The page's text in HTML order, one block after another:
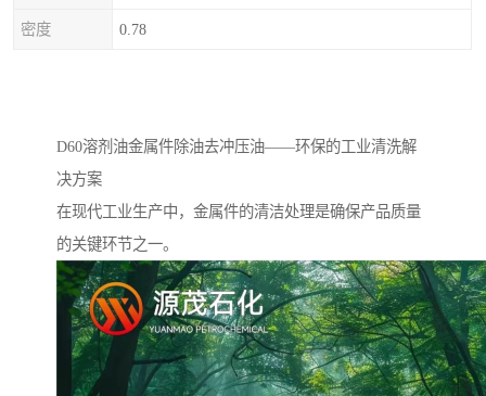
密度 0.78
D60溶剂油金属件除油去冲压油——环保的工业清洗解
决方案
在现代工业生产中，金属件的清洁处理是确保产品质量
的关键环节之一。